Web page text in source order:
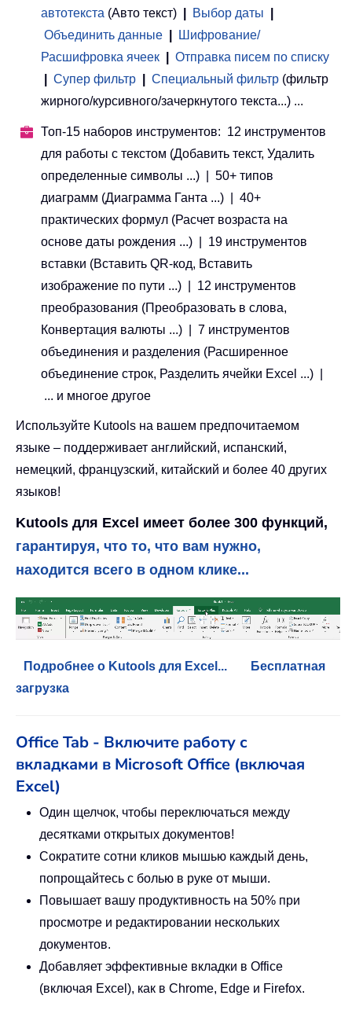
автотекста (Авто текст) Выбор даты
Объединить данные
Шифрование/
Расшифровка ячеек
Отправка писем по списку
Супер фильтр Специальный фильтр (фильтр
жирного/курсивного/зачеркнутого текста...) ...
Топ-15 наборов инструментов: 12 инструментов
для работы с текстом (Добавить текст, Удалить
определенные символы ...) | 50+ типов
диаграмм (Диаграмма Ганта ...) | 40+
практических формул (Расчет возраста на
основе даты рождения ...) | 19 инструментов
вставки (Вставить QR-код, Вставить
изображение по пути ...) | 12 инструментов
преобразования (Преобразовать в слова,
Конвертация валюты ...) | 7 инструментов
объединения и разделения (Расширенное
объединение строк, Разделить ячейки Excel ...) |
... и многое другое
Используйте Kutools на вашем предпочитаемом
языке – поддерживает английский, испанский,
немецкий, французский, китайский и более 40 других
языков!
Kutools для Excel имеет более 300 функций,
гарантируя, что то, что вам нужно,
находится всего в одном клике...
Подробнее о Kutools для Excel...
Бесплатная
загрузка
Office Tab - Включите работу с
вкладками в Microsoft Office (включая
Excel)
Один щелчок, чтобы переключаться между
десятками открытых документов!
Сократите сотни кликов мышью каждый день,
попрощайтесь с болью в руке от мыши.
Повышает вашу продуктивность на 50% при
просмотре и редактировании нескольких
документов.
Добавляет эффективные вкладки в Office
(включая Excel), как в Chrome, Edge и Firefox.